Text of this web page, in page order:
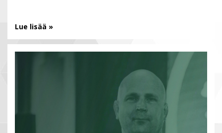
Lue lisää »